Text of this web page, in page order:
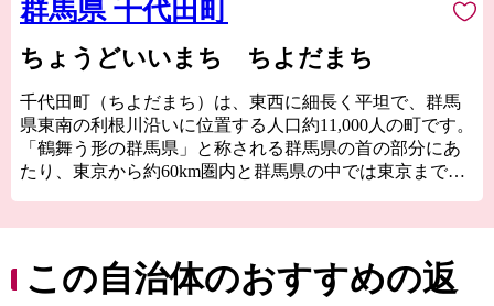
群馬県 千代田町
ちょうどいいまち ちよだまち
千代田町（ちよだまち）は、東西に細長く平坦で、群馬
県東南の利根川沿いに位置する人口約11,000人の町です。
「鶴舞う形の群馬県」と称される群馬県の首の部分にあ
たり、東京から約60km圏内と群馬県の中では東京までの
川がもたらす豊かな水を利用した農業と2つの工業団地が
一体化して発展してきた町です。
この自治体のおすすめの返